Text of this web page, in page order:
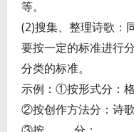
等。
(2)搜集、整理诗歌：
要按一定的标准进行
分类的标准。
示例：①按形式分：
②按创作方法分：诗